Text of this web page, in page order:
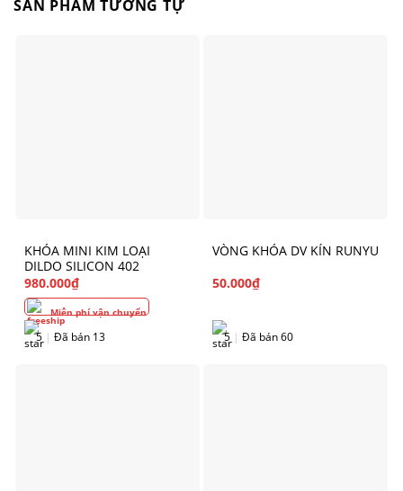
SẢN PHẨM TƯƠNG TỰ
KHÓA MINI KIM LOẠI
DILDO SILICON 402
980.000₫
Miễn phí vận chuyển
5 | Đã bán 13
VÒNG KHÓA DV KÍN RUNYU
50.000₫
5 | Đã bán 60